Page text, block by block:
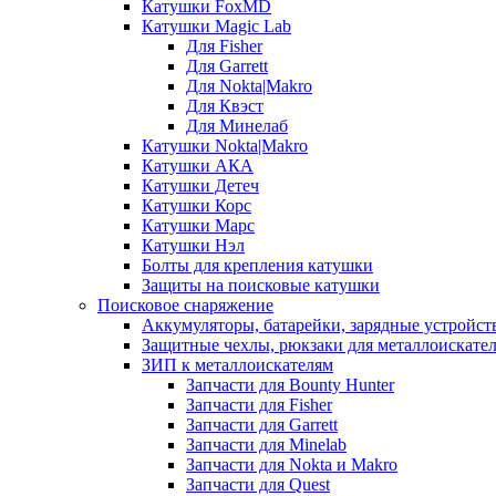
Катушки FoxMD
Катушки Magic Lab
Для Fisher
Для Garrett
Для Nokta|Makro
Для Квэст
Для Минелаб
Катушки Nokta|Makro
Катушки АКА
Катушки Детеч
Катушки Корс
Катушки Марс
Катушки Нэл
Болты для крепления катушки
Защиты на поисковые катушки
Поисковое снаряжение
Аккумуляторы, батарейки, зарядные
Защитные чехлы, рюкзаки для
ЗИП к металлоискателям
Запчасти для Bounty Hunter
Запчасти для Fisher
Запчасти для Garrett
Запчасти для Minelab
Запчасти для Nokta и Makro
Запчасти для Quest